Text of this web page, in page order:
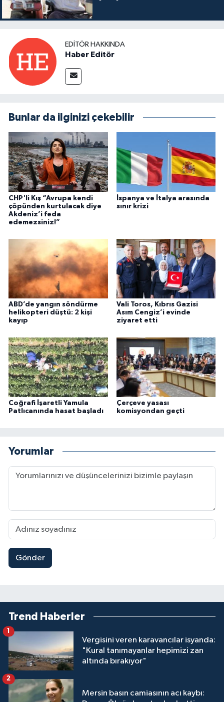
EDITÖR HAKKINDA
Haber Editör
Bunlar da ilginizi çekebilir
CHP'li Kış “Avrupa kendi
çöpünden kurtulacak diye
Akdeniz’i feda
edemezsiniz!”
İspanya ve İtalya arasında
sınır krizi
ABD’de yangın söndürme
helikopteri düştü: 2 kişi
kayıp
Vali Toros, Kıbrıs Gazisi
Asım Cengiz’i evinde
ziyaret etti
Coğrafi İşaretli Yamula
Patlıcanında hasat başladı
Çerçeve yasası
komisyondan geçti
Yorumlar
Gönder
Trend Haberler
Vergisini veren karavancılar isyanda:
"Kural tanımayanlar hepimizi zan
altında bırakıyor"
1
Mersin basın camiasının acı kaybı:
2